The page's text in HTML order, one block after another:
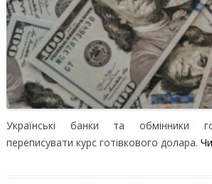
Українські банки та обмінники
переписувати курс готівкового долара.